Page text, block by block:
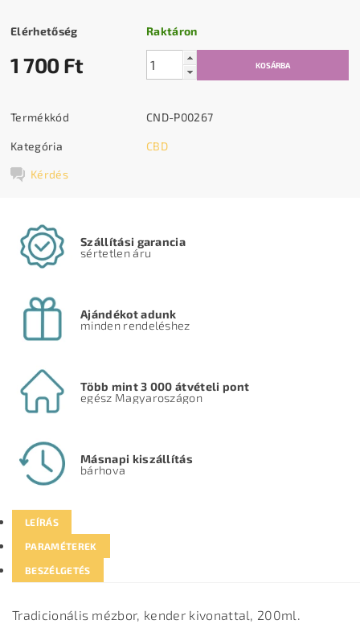
Elérhetőség Raktáron
1 700 Ft
Termékkód CND-P00267
Kategória CBD
Kérdés
Szállítási garancia
sértetlen áru
Ajándékot adunk
minden rendeléshez
Több mint 3 000 átvételi pont
egész Magyaroszágon
Másnapi kiszállítás
bárhova
LEÍRÁS
PARAMÉTEREK
BESZÉLGETÉS
Tradicionális mézbor, kender kivonattal, 200ml.